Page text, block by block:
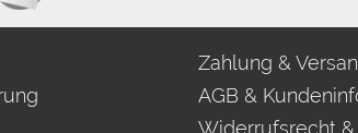
Zahlung &
AGB &
Widerrufsrecht